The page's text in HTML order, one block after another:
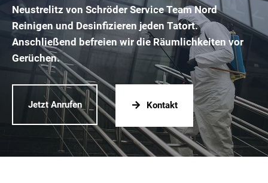
Neustrelitz von Schröder Service Team Nord
Reinigen und Desinfizieren jeden Tatort.
Anschließend befreien wir die Räumlichkeiten vor
Gerüchen.
Jetzt Anrufen Kontakt